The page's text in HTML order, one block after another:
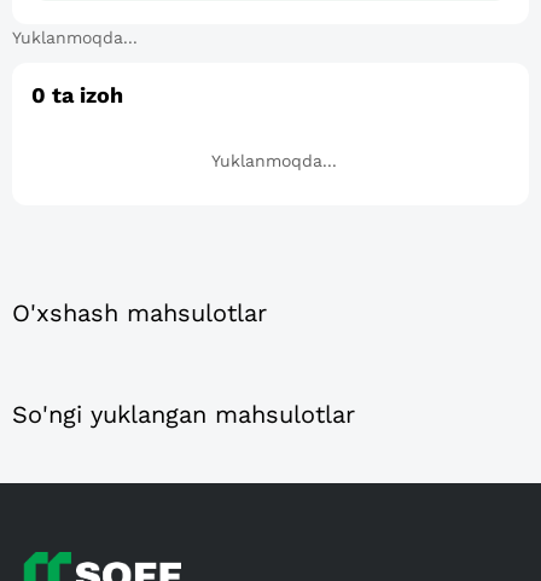
Yuklanmoqda...
0 ta izoh
Yuklanmoqda...
O'xshash mahsulotlar
So'ngi yuklangan mahsulotlar